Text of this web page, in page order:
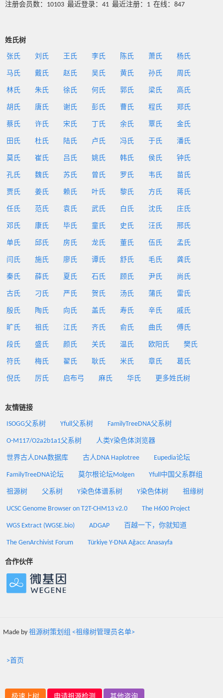
注册会员数：10103 最近登录：41 最近注册：1 在线：847
姓氏树
张氏 刘氏 王氏 李氏 陈氏 萧氏 杨氏
马氏 戴氏 赵氏 吴氏 黄氏 孙氏 周氏
林氏 朱氏 徐氏 何氏 郭氏 梁氏 高氏
胡氏 唐氏 谢氏 彭氏 曹氏 程氏 郑氏
蔡氏 许氏 宋氏 丁氏 余氏 覃氏 金氏
田氏 杜氏 陆氏 卢氏 冯氏 于氏 潘氏
莫氏 崔氏 吕氏 姚氏 韩氏 侯氏 钟氏
孔氏 魏氏 苏氏 曾氏 罗氏 韦氏 苗氏
贾氏 姜氏 赖氏 叶氏 黎氏 方氏 蒋氏
任氏 范氏 袁氏 武氏 白氏 沈氏 庄氏
邓氏 康氏 毕氏 童氏 史氏 汪氏 邢氏
单氏 邱氏 房氏 龙氏 董氏 伍氏 孟氏
闫氏 施氏 廖氏 谭氏 舒氏 毛氏 龚氏
秦氏 薛氏 夏氏 石氏 顾氏 尹氏 尚氏
古氏 刁氏 严氏 贺氏 汤氏 蒲氏 雷氏
殷氏 陶氏 向氏 盖氏 寿氏 辛氏 戚氏
旷氏 祖氏 江氏 齐氏 俞氏 曲氏 傅氏
段氏 盛氏 颜氏 关氏 温氏 欧阳氏 樊氏
符氏 梅氏 翟氏 耿氏 米氏 章氏 葛氏
倪氏 厉氏 启布弓 麻氏 华氏 更多姓氏树
友情链接
ISOGG父系树 Yfull父系树 FamilyTreeDNA父系树
O-M117/O2a2b1a1父系树 人类Y染色体浏览器
世界古人DNA数据库 古人DNA Haplotree Eupedia论坛
FamilyTreeDNA论坛 莫尔根论坛Molgen Yfull中国父系群组
祖源树 父系树 Y染色体谱系树 Y染色体树 祖缘树
UCSC Genome Browser on T2T-CHM13 v2.0 The H600 Project
WGS Extract (WGSE.bio) ADGAP 百越一下，你就知道
The GenArchivist Forum Türkiye Y-DNA Ağacı: Anasayfa
合作伙伴
Made by 祖源树策划组 <祖缘树管理员名单>
>首页